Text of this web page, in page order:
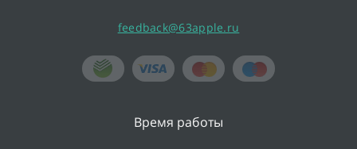
feedback@63apple.ru
Время работы